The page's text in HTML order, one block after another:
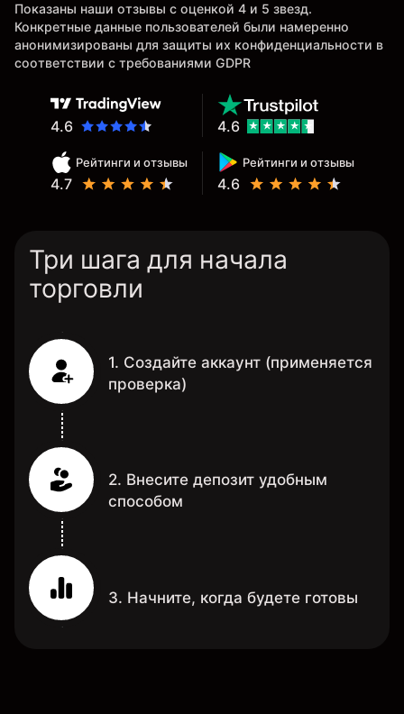
Показаны наши отзывы с оценкой 4 и 5 звезд.
Конкретные данные пользователей были намеренно
анонимизированы для защиты их конфиденциальности в
соответствии с требованиями GDPR
4.6
Рейтинги и отзывы
4.7
Рейтинги и отзывы
4.6
4.6
Три шага для начала
торговли
1. Создайте аккаунт (применяется
проверка)
2. Внесите депозит удобным
способом
3. Начните, когда будете готовы